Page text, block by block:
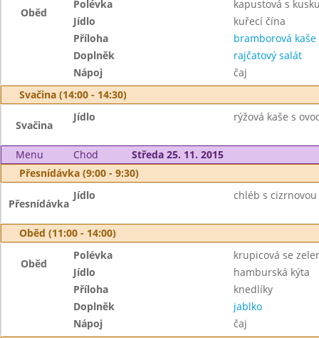
Oběd
Polévka
kapustová s
Jídlo
kuřecí čína
Příloha
bramborová kaše
Doplněk
rajčatový salát
Nápoj
čaj
Svačina (14:00 - 14:30)
Svačina
Jídlo rýžová kaše s
Menu Chod
Středa 25. 11. 2015
Přesnídávka (9:00 - 9:30)
Přesnídávka
Jídlo chléb s
Oběd (11:00 - 14:00)
Oběd
Polévka
krupicová se
Jídlo
hamburská kýta
Příloha
knedlíky
Doplněk
jablko
Nápoj
čaj